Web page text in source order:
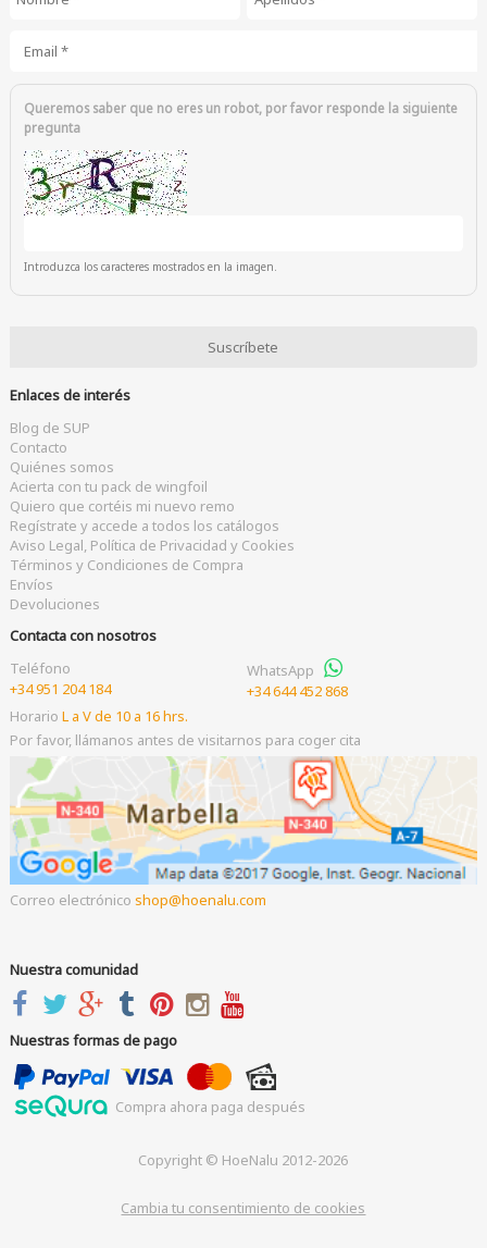
Queremos saber que no eres un robot, por favor responde la siguiente
pregunta
Introduzca los caracteres mostrados en la imagen.
Enlaces de interés
Blog de SUP
Contacto
Quiénes somos
Acierta con tu pack de wingfoil
Quiero que cortéis mi nuevo remo
Regístrate y accede a todos los catálogos
Aviso Legal, Política de Privacidad y Cookies
Términos y Condiciones de Compra
Envíos
Devoluciones
Contacta con nosotros
Teléfono
+34 951 204 184
WhatsApp
+34 644 452 868
Horario L a V de 10 a 16 hrs.
Por favor, llámanos antes de visitarnos para coger cita
Correo electrónico shop hoenalu.com
Nuestra comunidad
Nuestras formas de pago
Compra ahora paga después
Copyright © HoeNalu 2012-2026
Cambia tu consentimiento de cookies